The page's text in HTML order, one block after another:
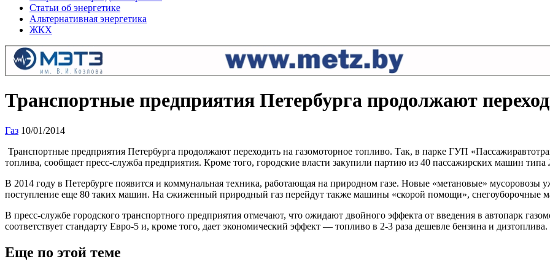
Статьи об энергетике
Альтернативная энергетика
ЖКХ
Транспортные предприятия Петербурга продолжают
Газ 10/01/2014
Транспортные предприятия Петербурга продолжают переходить на газомоторное топливо. Так, в парке ГУП
топлива, сообщает пресс-служба предприятия. Кроме того, городские власти закупили партию из 40 пассажирских машин
В 2014 году в Петербурге появится и коммунальная техника, работающая на природном газе. Новые «метановые»
поступление еще 80 таких машин. На сжиженный природный газ перейдут также машины «скорой помощи», снегоуборочные
В пресс-службе городского транспортного предприятия отмечают, что ожидают двойного эффекта от введения в автопарк
соответствует стандарту Евро-5 и, кроме того, дает экономический эффект — топливо в 2-3 раза дешевле бензина и дизтоплива.
Еще по этой теме